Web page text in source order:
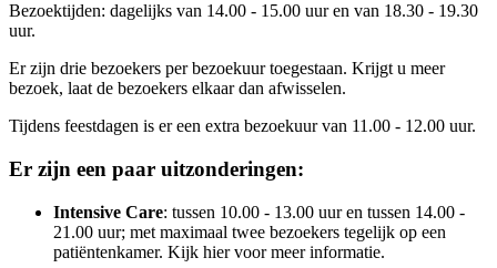
Bezoektijden: dagelijks van 14.00 - 15.00 uur en van 18.30 - 19.30
uur.
Er zijn drie bezoekers per bezoekuur toegestaan. Krijgt u meer
bezoek, laat de bezoekers elkaar dan afwisselen.
Tijdens feestdagen is er een extra bezoekuur van 11.00 - 12.00 uur.
Er zijn een paar uitzonderingen:
Intensive Care: tussen 10.00 - 13.00 uur en tussen 14.00 -
21.00 uur; met maximaal twee bezoekers tegelijk op een
patiëntenkamer. Kijk hier voor meer informatie.